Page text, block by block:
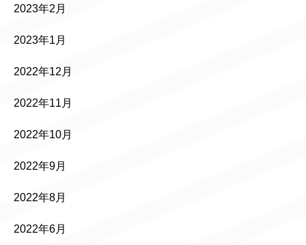
2023年2月
2023年1月
2022年12月
2022年11月
2022年10月
2022年9月
2022年8月
2022年6月